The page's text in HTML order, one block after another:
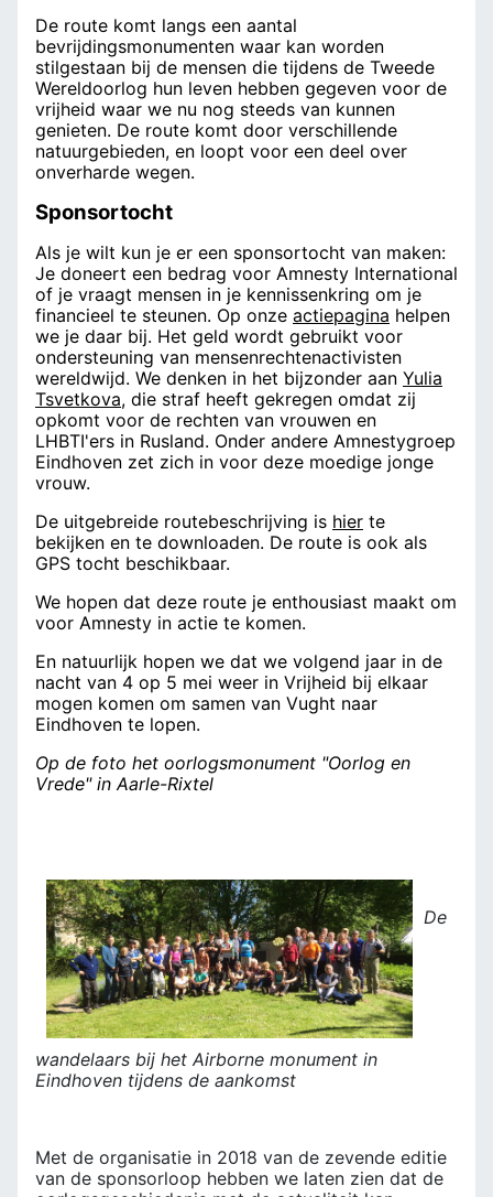
De route komt langs een aantal
bevrijdingsmonumenten waar kan worden
stilgestaan bij de mensen die tijdens de Tweede
Wereldoorlog hun leven hebben gegeven voor de
vrijheid waar we nu nog steeds van kunnen
genieten. De route komt door verschillende
natuurgebieden, en loopt voor een deel over
onverharde wegen.
Sponsortocht
Als je wilt kun je er een sponsortocht van maken:
Je doneert een bedrag voor Amnesty International
of je vraagt mensen in je kennissenkring om je
financieel te steunen. Op onze actiepagina helpen
we je daar bij. Het geld wordt gebruikt voor
ondersteuning van mensenrechtenactivisten
wereldwijd. We denken in het bijzonder aan Yulia
Tsvetkova, die straf heeft gekregen omdat zij
opkomt voor de rechten van vrouwen en
LHBTI'ers in Rusland. Onder andere Amnestygroep
Eindhoven zet zich in voor deze moedige jonge
vrouw.
De uitgebreide routebeschrijving is hier te
bekijken en te downloaden. De route is ook als
GPS tocht beschikbaar.
We hopen dat deze route je enthousiast maakt om
voor Amnesty in actie te komen.
En natuurlijk hopen we dat we volgend jaar in de
nacht van 4 op 5 mei weer in Vrijheid bij elkaar
mogen komen om samen van Vught naar
Eindhoven te lopen.
Op de foto het oorlogsmonument "Oorlog en
Vrede" in Aarle-Rixtel
De
wandelaars bij het Airborne monument in
Eindhoven tijdens de aankomst
Met de organisatie in 2018 van de zevende editie
van de sponsorloop hebben we laten zien dat de